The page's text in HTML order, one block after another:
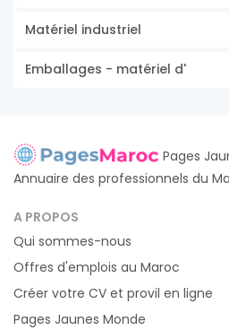
Matériel industriel
Emballages - matériel d'
Pages
Annuaire des professionnels du
A PROPOS
Qui sommes-nous
Offres d'emplois au Maroc
Créer votre CV et provil en ligne
Pages Jaunes Monde